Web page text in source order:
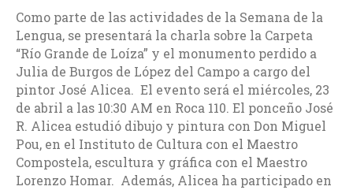
Como parte de las actividades de la Semana de la
Lengua, se presentará la charla sobre la Carpeta
“Río Grande de Loíza” y el monumento perdido a
Julia de Burgos de López del Campo a cargo del
pintor José Alicea. El evento será el miércoles, 23
de abril a las 10:30 AM en Roca 110. El ponceño José
R. Alicea estudió dibujo y pintura con Don Miguel
Pou, en el Instituto de Cultura con el Maestro
Compostela, escultura y gráfica con el Maestro
Lorenzo Homar. Además, Alicea ha participado en